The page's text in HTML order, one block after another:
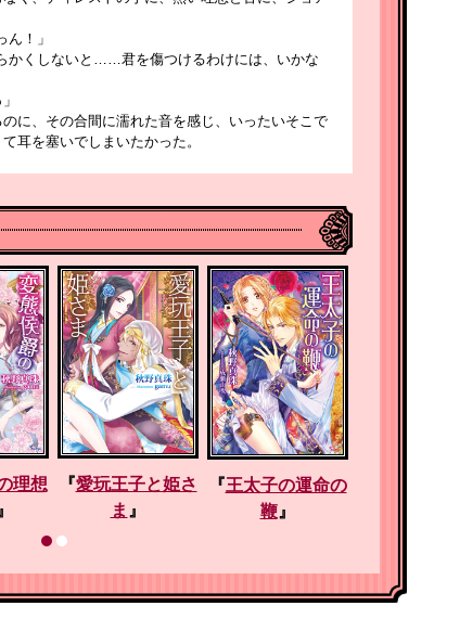
！」
かくしないと……君を傷つけるわけには、いかな
に、その合間に濡れた音を感じ、いったいそこで
耳を塞いでしまいたかった。
理想
『愛玩王子と姫さ
ま 』
『王太子の運命の
鞭』